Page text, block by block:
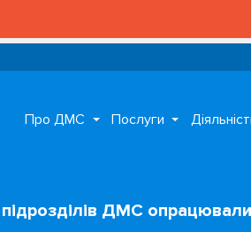
Про ДМС Послуги
підрозділів ДМС